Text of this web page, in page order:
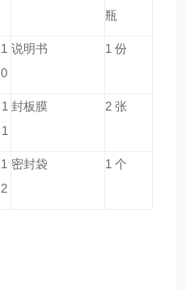
瓶
1
0
说明书 1 份
1
1
封板膜 2 张
1
2
密封袋 1 个